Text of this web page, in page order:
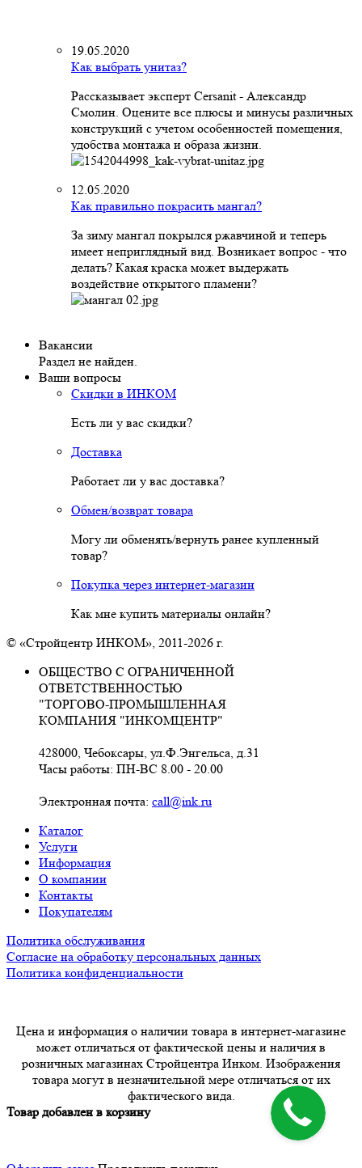
19.05.2020
Как выбрать унитаз?
Рассказывает эксперт Cersanit - Александр
Смолин. Оцените все плюсы и минусы различных
конструкций с учетом особенностей помещения,
удобства монтажа и образа жизни.
12.05.2020
Как правильно покрасить мангал?
За зиму мангал покрылся ржавчиной и теперь
имеет неприглядный вид. Возникает вопрос - что
делать? Какая краска может выдержать
воздействие открытого пламени?
Вакансии
Раздел не найден.
Ваши вопросы
Скидки в ИНКОМ
Есть ли у вас скидки?
Доставка
Работает ли у вас доставка?
Обмен/возврат товара
Могу ли обменять/вернуть ранее купленный
товар?
Покупка через интернет-магазин
Как мне купить материалы онлайн?
© «Стройцентр ИНКОМ», 2011-2026 г.
ОБЩЕСТВО С ОГРАНИЧЕННОЙ
ОТВЕТСТВЕННОСТЬЮ
"ТОРГОВО-ПРОМЫШЛЕННАЯ
КОМПАНИЯ "ИНКОМЦЕНТР"
428000, Чебоксары, ул.Ф.Энгельса, д.31
Часы работы: ПН-ВС 8.00 - 20.00
Электронная почта: call@ink.ru
Каталог
Услуги
Информация
О компании
Контакты
Покупателям
Политика обслуживания
Согласие на обработку персональных данных
Политика конфиденциальности
Цена и информация о наличии товара в интернет-магазине
может отличаться от фактической цены и наличия в
розничных магазинах Стройцентра Инком. Изображения
товара могут в незначительной мере отличаться от их
фактического вида.
Товар добавлен в корзину